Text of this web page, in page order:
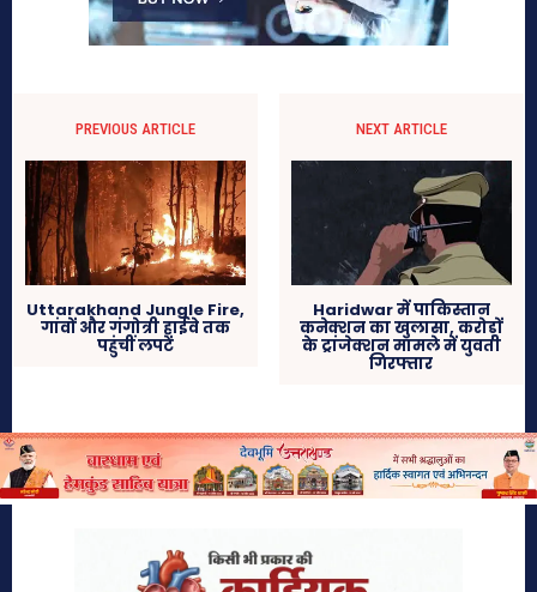
PREVIOUS ARTICLE
Uttarakhand Jungle Fire,
गांवों और गंगोत्री हाईवे तक
पहुंचीं लपटें
NEXT ARTICLE
Haridwar में पाकिस्तान
कनेक्शन का खुलासा, करोड़ों
के ट्रांजेक्शन मामले में युवती
गिरफ्तार